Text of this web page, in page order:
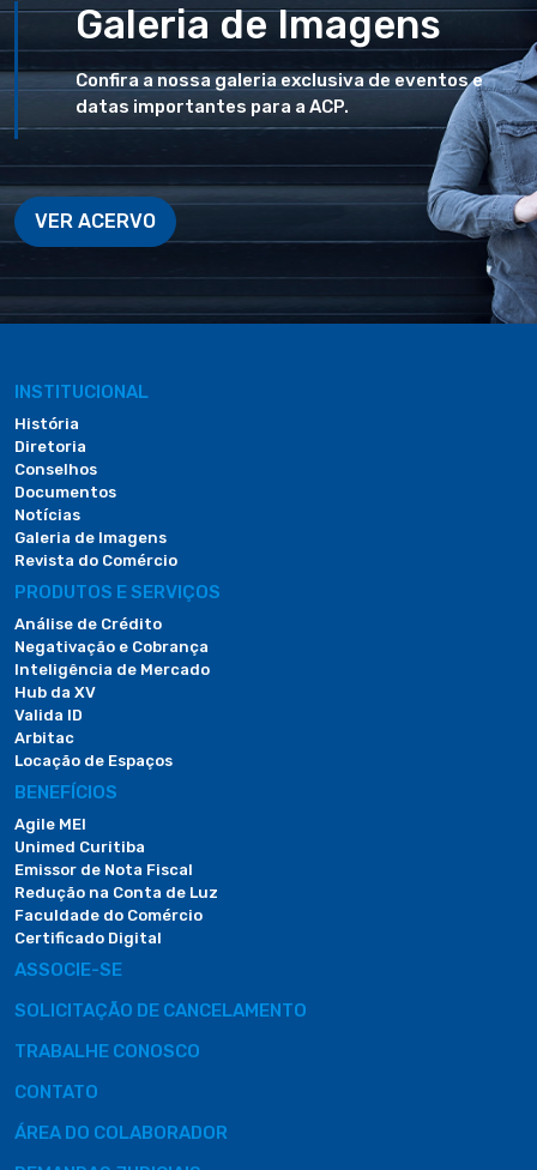
Galeria de Imagens
Confira a nossa galeria exclusiva de eventos e
datas importantes para a ACP.
VER ACERVO
INSTITUCIONAL
História
Diretoria
Conselhos
Documentos
Notícias
Galeria de Imagens
Revista do Comércio
PRODUTOS E SERVIÇOS
Análise de Crédito
Negativação e Cobrança
Inteligência de Mercado
Hub da XV
Valida ID
Arbitac
Locação de Espaços
BENEFÍCIOS
Agile MEI
Unimed Curitiba
Emissor de Nota Fiscal
Redução na Conta de Luz
Faculdade do Comércio
Certificado Digital
ASSOCIE-SE
SOLICITAÇÃO DE CANCELAMENTO
TRABALHE CONOSCO
CONTATO
ÁREA DO COLABORADOR